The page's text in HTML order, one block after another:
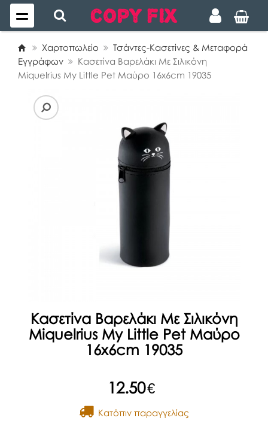
Χαρτοπωλείο
Τσάντες-Κασετίνες & Μεταφορά
Εγγράφων
Kασετίνα Βαρελάκι Με Σιλικόνη
Miquelrius My Little Pet Μαύρο 16x6cm 19035
Kασετίνα Βαρελάκι Με Σιλικόνη
Miquelrius My Little Pet Μαύρο
16x6cm 19035
12.50€
Kατόπιν παραγγελίας